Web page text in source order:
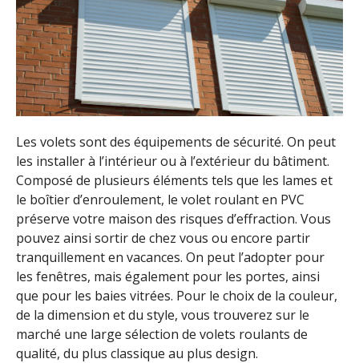
Les volets sont des équipements de sécurité. On peut
les installer à l’intérieur ou à l’extérieur du bâtiment.
Composé de plusieurs éléments tels que les lames et
le boîtier d’enroulement, le volet roulant en PVC
préserve votre maison des risques d’effraction. Vous
pouvez ainsi sortir de chez vous ou encore partir
tranquillement en vacances. On peut l’adopter pour
les fenêtres, mais également pour les portes, ainsi
que pour les baies vitrées. Pour le choix de la couleur,
de la dimension et du style, vous trouverez sur le
marché une large sélection de volets roulants de
qualité, du plus classique au plus design.